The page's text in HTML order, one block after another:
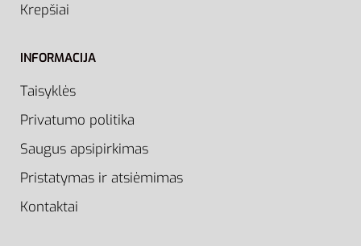
Krepšiai
INFORMACIJA
Taisyklės
Privatumo politika
Saugus apsipirkimas
Pristatymas ir atsiėmimas
Kontaktai